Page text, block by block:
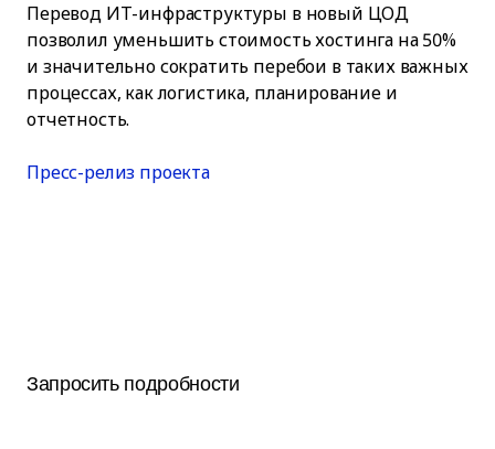
Перевод ИТ-инфраструктуры в новый ЦОД
позволил уменьшить стоимость хостинга на 50%
и значительно сократить перебои в таких важных
процессах, как логистика, планирование и
отчетность.
Пресс-релиз проекта
Запросить подробности